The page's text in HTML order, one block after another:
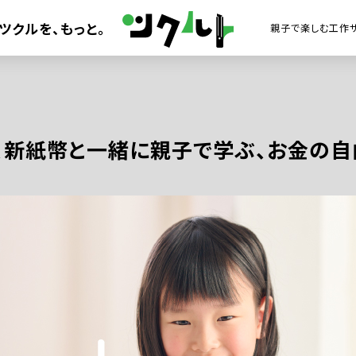
クルを、 もっと。
新紙幣と一緒に親子で学ぶ、お金の自